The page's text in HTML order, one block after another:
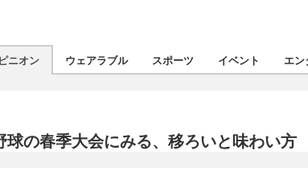
飲食
ボイス
ビジネス
ニオン ウェアラブル スポーツ イベント エン
球の春季大会にみる、移ろいと味わい方